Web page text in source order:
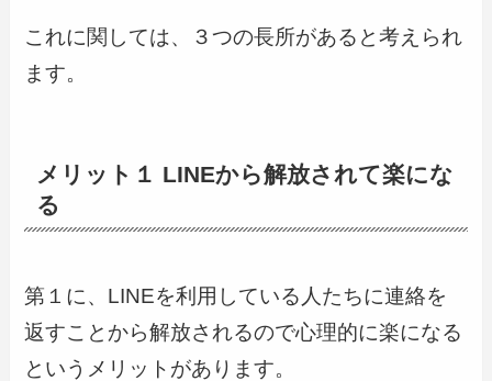
これに関しては、３つの長所があると考えられ
ます。
メリット１ LINEから解放されて楽にな
る
第１に、LINEを利用している人たちに連絡を
返すことから解放されるので心理的に楽になる
というメリットがあります。